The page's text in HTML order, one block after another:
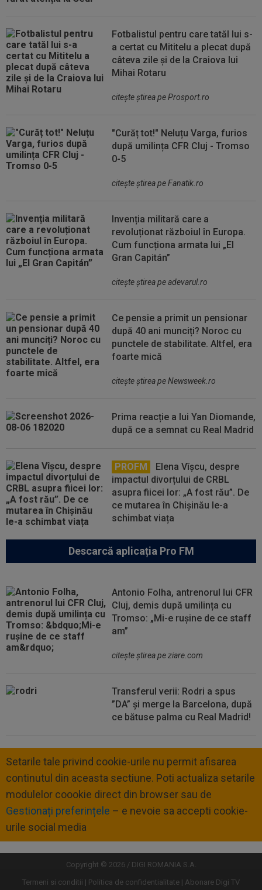
Fotbalistul pentru care tatăl lui s-
a certat cu Mititelu a plecat după
câteva zile și de la Craiova lui
Mihai Rotaru
citeşte ştirea pe Prosport.ro
"Curăț tot!" Neluțu Varga, furios
după umilința CFR Cluj - Tromso
0-5
citeşte ştirea pe Fanatik.ro
Invenția militară care a
revoluționat războiul în Europa.
Cum funcționa armata lui „El
Gran Capitán”
citeşte ştirea pe adevarul.ro
Ce pensie a primit un pensionar
după 40 ani munciți? Noroc cu
punctele de stabilitate. Altfel, era
foarte mică
citeşte ştirea pe Newsweek.ro
Prima reacție a lui Yan Diomande,
după ce a semnat cu Real Madrid
PROFM
Elena Vîșcu, despre
impactul divorțului de CRBL
asupra fiicei lor: „A fost rău”. De
ce mutarea în Chișinău le-a
schimbat viața
Descarcă aplicația Pro FM
Antonio Folha, antrenorul lui CFR
Cluj, demis după umilința cu
Tromso: „Mi-e rușine de ce staff
am”
citeşte ştirea pe ziare.com
Transferul verii: Rodri a spus
”DA” și merge la Barcelona, după
ce bătuse palma cu Real Madrid!
Setarile tale privind cookie-urile nu permit afisarea
continutul din aceasta sectiune. Poti actualiza setarile
modulelor coookie direct din browser sau de
Gestionați preferințele – e nevoie sa accepti cookie-
urile social media
Copyright © 2026 / DIGI ROMANIA S.A.
Termeni si conditii
Politica de confidentialitate
Abonare Digi TV